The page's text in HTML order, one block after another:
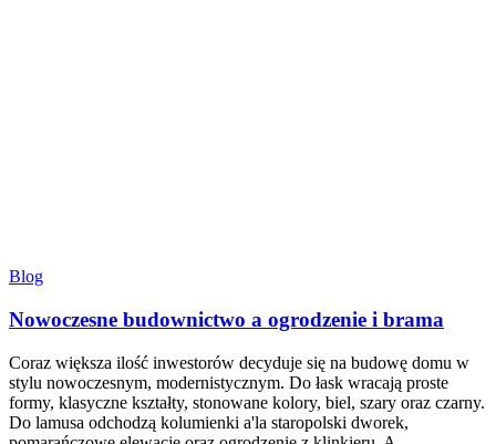
Blog
Nowoczesne budownictwo a ogrodzenie i brama
Coraz większa ilość inwestorów decyduje się na budowę domu w
stylu nowoczesnym, modernistycznym. Do łask wracają proste
formy, klasyczne kształty, stonowane kolory, biel, szary oraz czarny.
Do lamusa odchodzą kolumienki a'la staropolski dworek,